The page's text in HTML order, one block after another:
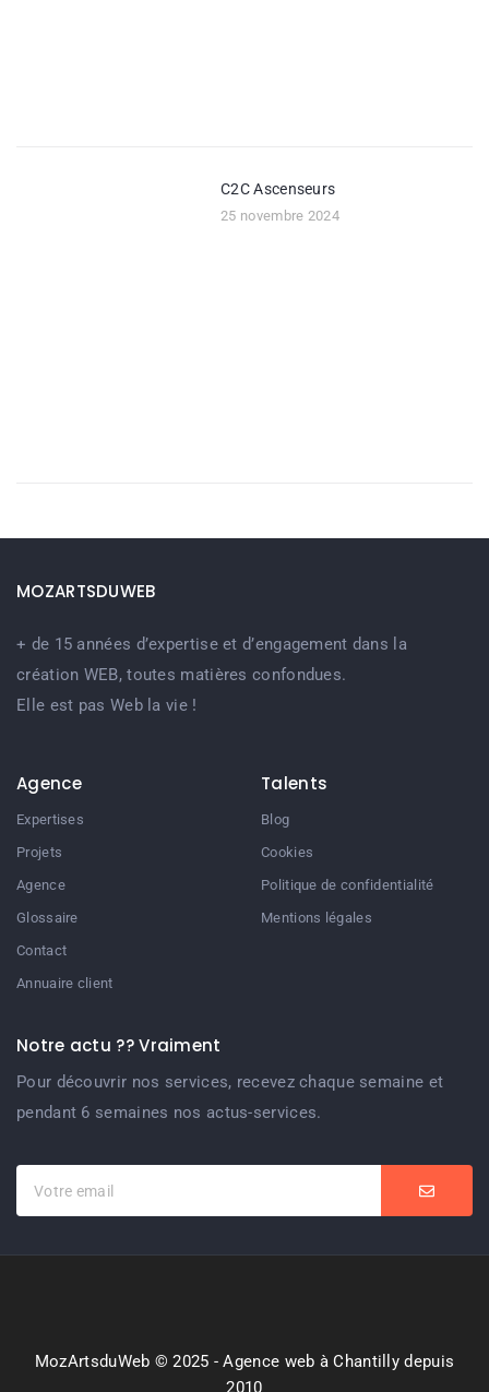
C2C Ascenseurs
25 novembre 2024
MOZARTSDUWEB
+ de 15 années d’expertise et d’engagement dans la
création WEB, toutes matières confondues.
Elle est pas Web la vie !
Agence
Expertises
Projets
Agence
Glossaire
Contact
Annuaire client
Talents
Blog
Cookies
Politique de confidentialité
Mentions légales
Notre actu ?? Vraiment
Pour découvrir nos services, recevez chaque semaine et
pendant 6 semaines nos actus-services.
MozArtsduWeb © 2025 - Agence web à Chantilly depuis
2010